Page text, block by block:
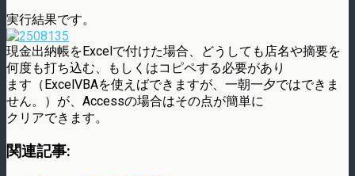
実行結果です。
現金出納帳をExcelで付けた場合、どうしても店名や摘要を
何度も打ち込む、もしくはコピペする必要があり
ます（ExcelVBAを使えばできますが、一朝一夕ではできま
せん。）が、Accessの場合はその点が簡単に
クリアできます。
関連記事: